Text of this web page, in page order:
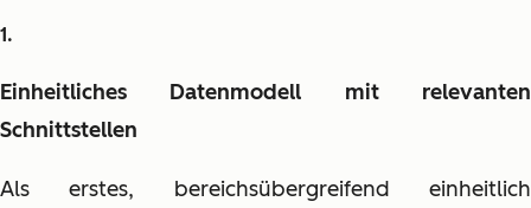
Einheitliches Datenmodell mit relevanten
Schnittstellen
Als erstes, bereichsübergreifend einheitlich